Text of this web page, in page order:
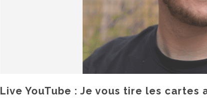
Live YouTube : Je vous tire les cartes